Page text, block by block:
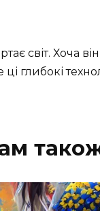
світ. Хоча
глибокі